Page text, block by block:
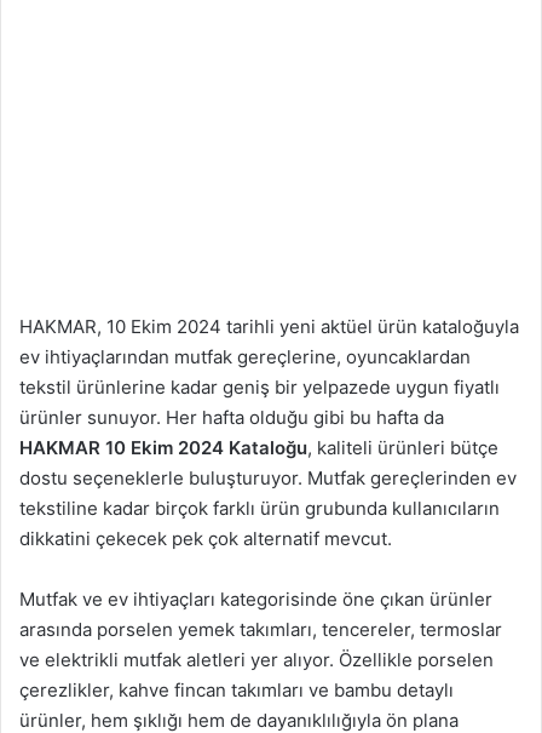
HAKMAR, 10 Ekim 2024 tarihli yeni aktüel ürün kataloğuyla
ev ihtiyaçlarından mutfak gereçlerine, oyuncaklardan
tekstil ürünlerine kadar geniş bir yelpazede uygun fiyatlı
ürünler sunuyor. Her hafta olduğu gibi bu hafta da
HAKMAR 10 Ekim 2024 Kataloğu, kaliteli ürünleri bütçe
dostu seçeneklerle buluşturuyor. Mutfak gereçlerinden ev
tekstiline kadar birçok farklı ürün grubunda kullanıcıların
dikkatini çekecek pek çok alternatif mevcut.
Mutfak ve ev ihtiyaçları kategorisinde öne çıkan ürünler
arasında porselen yemek takımları, tencereler, termoslar
ve elektrikli mutfak aletleri yer alıyor. Özellikle porselen
çerezlikler, kahve fincan takımları ve bambu detaylı
ürünler, hem şıklığı hem de dayanıklılığıyla ön plana